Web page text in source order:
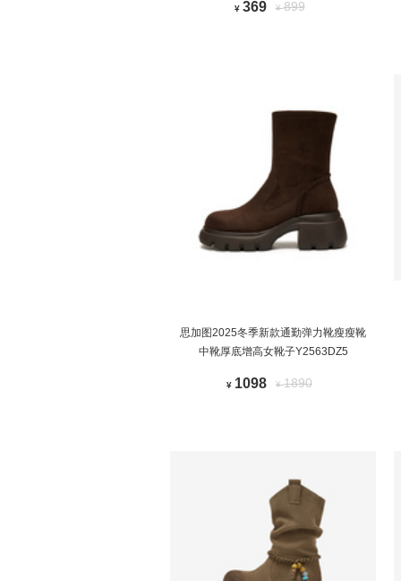
¥ 369 ¥899
思加图2025冬季新款通勤弹力靴瘦瘦靴
中靴厚底增高女靴子Y2563DZ5
¥ 1098 ¥1890